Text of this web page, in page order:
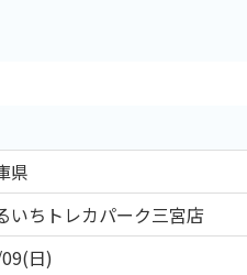
県
いちトレカパーク三宮店
日)